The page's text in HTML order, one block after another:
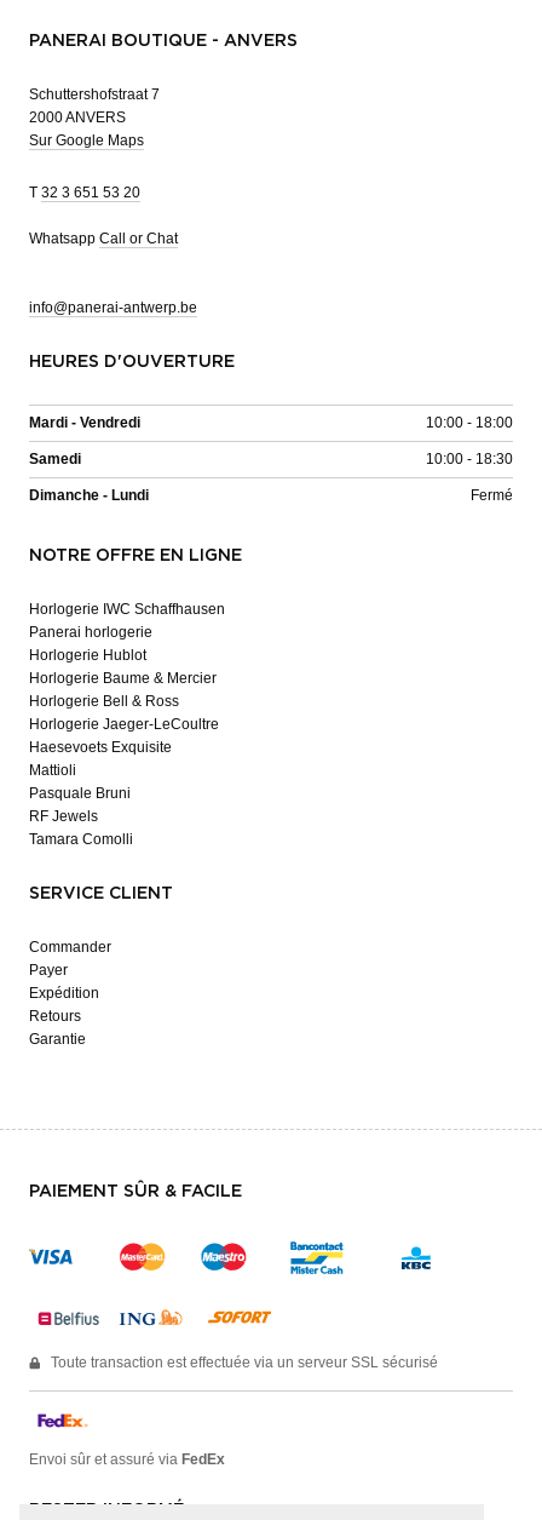
PANERAI BOUTIQUE - ANVERS
Schuttershofstraat 7
2000 ANVERS
Sur Google Maps
T 32 3 651 53 20
Whatsapp Call or Chat
info@panerai-antwerp.be
HEURES D'OUVERTURE
Mardi - Vendredi 10:00 - 18:00
Samedi 10:00 - 18:30
Dimanche - Lundi Fermé
NOTRE OFFRE EN LIGNE
Horlogerie IWC Schaffhausen
Panerai horlogerie
Horlogerie Hublot
Horlogerie Baume & Mercier
Horlogerie Bell & Ross
Horlogerie Jaeger-LeCoultre
Haesevoets Exquisite
Mattioli
Pasquale Bruni
RF Jewels
Tamara Comolli
SERVICE CLIENT
Commander
Payer
Expédition
Retours
Garantie
PAIEMENT SÛR & FACILE
Toute transaction est effectuée via un serveur SSL sécurisé
Envoi sûr et assuré via FedEx
RESTER INFORMÉ